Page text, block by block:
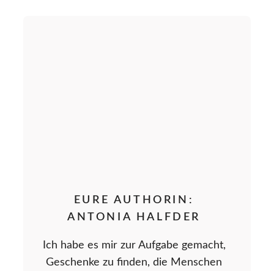
EURE AUTHORIN:
ANTONIA HALFDER
Ich habe es mir zur Aufgabe gemacht,
Geschenke zu finden, die Menschen